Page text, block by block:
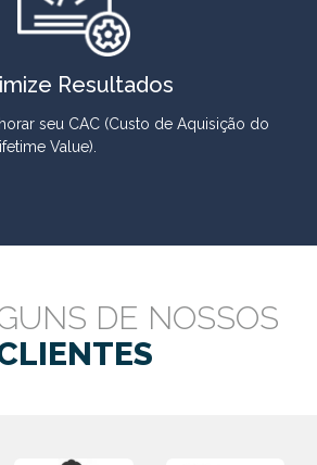
Resultados
seu CAC (Custo de Aquisição do
Value).
DE NOSSOS